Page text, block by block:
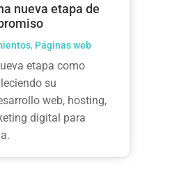
nueva etapa de
, Páginas web
etapa como
su
web, hosting,
digital para